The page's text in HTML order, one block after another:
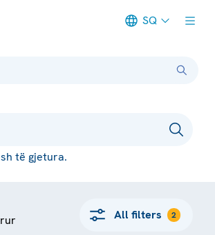
SQ
të gjetura.
All filters 2